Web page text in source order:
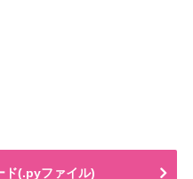
ド(.pyファイル)